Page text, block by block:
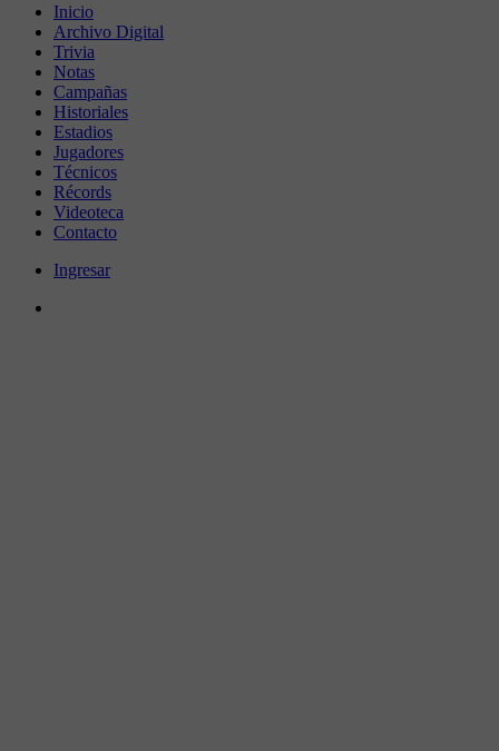
Inicio
Archivo Digital
Trivia
Notas
Campañas
Historiales
Estadios
Jugadores
Técnicos
Récords
Videoteca
Contacto
Ingresar